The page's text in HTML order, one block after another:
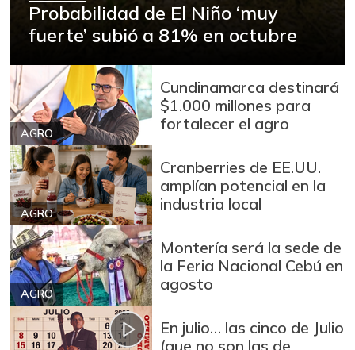
Probabilidad de El Niño ‘muy
fuerte’ subió a 81% en octubre
AGRO
Cundinamarca destinará
$1.000 millones para
fortalecer el agro
AGRO
Cranberries de EE.UU.
amplían potencial en la
industria local
AGRO
Montería será la sede de
la Feria Nacional Cebú en
agosto
En julio… las cinco de Julio
(que no son las de